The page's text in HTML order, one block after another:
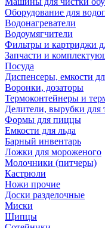
Оборудование для
Водонагреватели
Водоумягчители
Фильтры и картриджи
Запчасти и
Посуда
Диспенсеры, емкости
Воронки, дозаторы
Термоконтейнеры и
Делители, вырубки для
Формы для пиццы
Емкости для льда
Барный инвентарь
Ложки для мороженого
Молочники (питчеры)
Кастрюли
Ножи прочие
Доски разделочные
Миски
Щипцы